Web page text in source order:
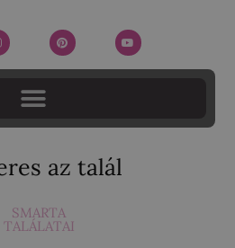
az talál
SMARTA
TALÁLATAI